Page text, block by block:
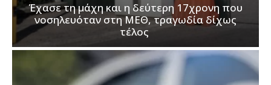
Έχασε τη μάχη και η δεύτερη 17χρονη που
νοσηλευόταν στη ΜΕΘ, τραγωδία δίχως
τέλος